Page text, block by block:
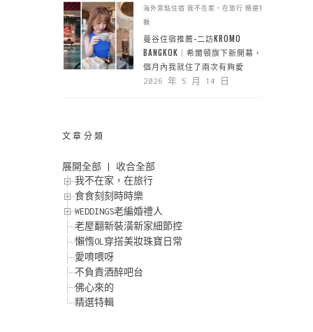
海外景點住宿 我不在家，在旅行 精選特
輯
曼谷住宿推薦-二訪KROMO
BANGKOK｜希爾頓旗下新開幕，一
個月內我就住了兩次有夠愛
2026 年 5 月 14 日
文章分類
展開全部
收合全部
我不在家，在旅行
食食刻刻時時樂
WEDDINGS老編婚禮人
老屋翻新裝潢新家細節控
懶惰OL穿搭美妝珠寶日常
愛唷喂呀
不負責酒醉吧台
佛心來的
精選特輯